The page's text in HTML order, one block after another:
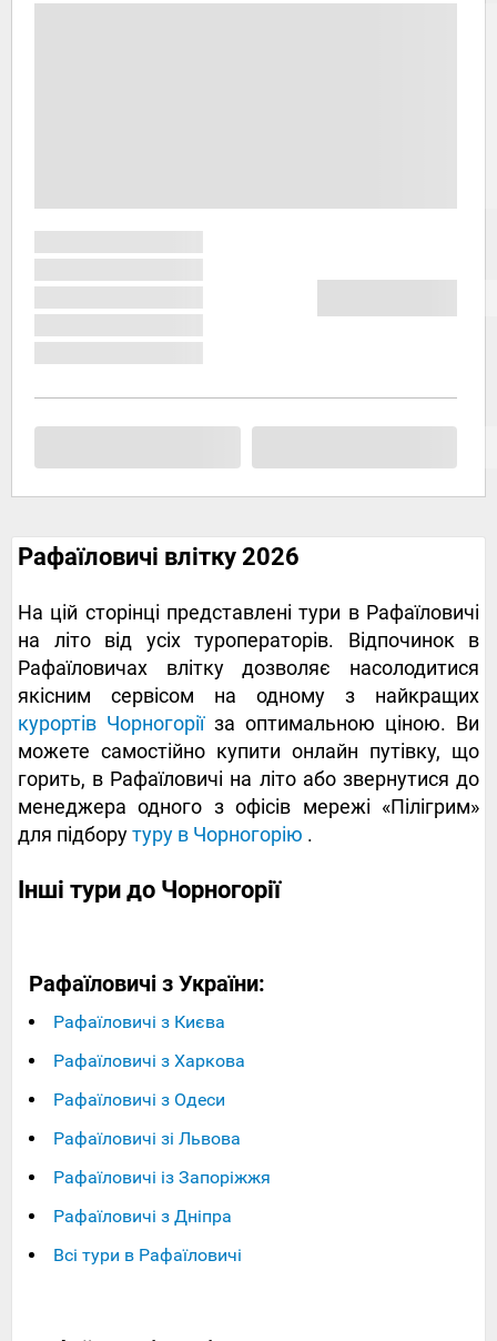
Рафаїловичі влітку 2026
На цій сторінці представлені тури в Рафаїловичі
на літо від усіх туроператорів. Відпочинок в
Рафаїловичах влітку дозволяє насолодитися
якісним сервісом на одному з найкращих
курортів Чорногоріїза оптимальною ціною. Ви
можете самостійно купити онлайн путівку, що
горить, в Рафаїловичі на літо або звернутися до
менеджера одного з офісів мережі «Пілігрим»
для підборутуру в Чорногорію .
Інші тури до Чорногорії
Рафаїловичі з України:
Рафаїловичі з Києва
Рафаїловичі з Харкова
Рафаїловичі з Одеси
Рафаїловичі зі Львова
Рафаїловичі із Запоріжжя
Рафаїловичі з Дніпра
Всі тури в Рафаїловичі